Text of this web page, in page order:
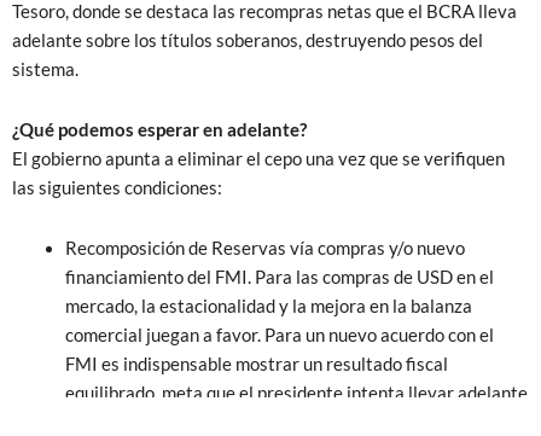
Tesoro, donde se destaca las recompras netas que el BCRA lleva
adelante sobre los títulos soberanos, destruyendo pesos del
sistema.
¿Qué podemos esperar en adelante?
El gobierno apunta a eliminar el cepo una vez que se verifiquen
las siguientes condiciones:
Recomposición de Reservas vía compras y/o nuevo
financiamiento del FMI. Para las compras de USD en el
mercado, la estacionalidad y la mejora en la balanza
comercial juegan a favor. Para un nuevo acuerdo con el
FMI es indispensable mostrar un resultado fiscal
equilibrado, meta que el presidente intenta llevar adelante